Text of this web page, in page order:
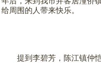
给周围的人带来快乐。
提到李碧芳，陈江镇仲